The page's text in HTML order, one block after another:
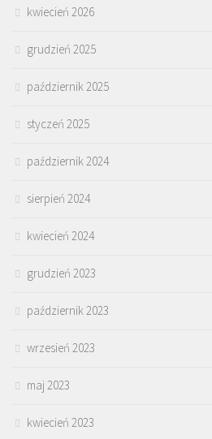
kwiecień 2026
grudzień 2025
październik 2025
styczeń 2025
październik 2024
sierpień 2024
kwiecień 2024
grudzień 2023
październik 2023
wrzesień 2023
maj 2023
kwiecień 2023